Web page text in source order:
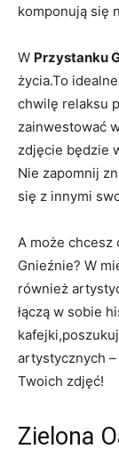
komponują się⁣
W Przystanku​
życia.To
chwilę⁤ relaksu
zainwestować‌
zdjęcie⁣ będzie
Nie zapomnij
się‍ z‍ innymi
A może chcesz
Gnieźnie? W
również
łączą ‍w sobie
artystycznych –
Twoich‍ zdjęć!
Zielona